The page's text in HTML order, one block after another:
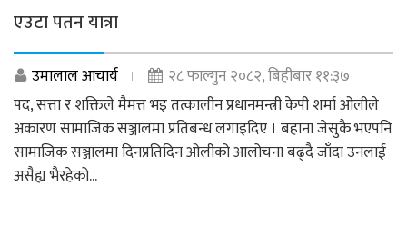
एउटा पतन यात्रा
उमालाल आचार्य
२८ फाल्गुन २०८२, बिहीबार ११:३७
पद, सत्ता र शक्तिले मैमत्त भइ तत्कालीन प्रधानमन्त्री केपी शर्मा ओलीले
अकारण सामाजिक सञ्जालमा प्रतिबन्ध लगाइदिए । बहाना जेसुकै भएपनि
सामाजिक सञ्जालमा दिनप्रतिदिन ओलीको आलोचना बढ्दै जाँदा उनलाई
असैह्य भैरहेको...